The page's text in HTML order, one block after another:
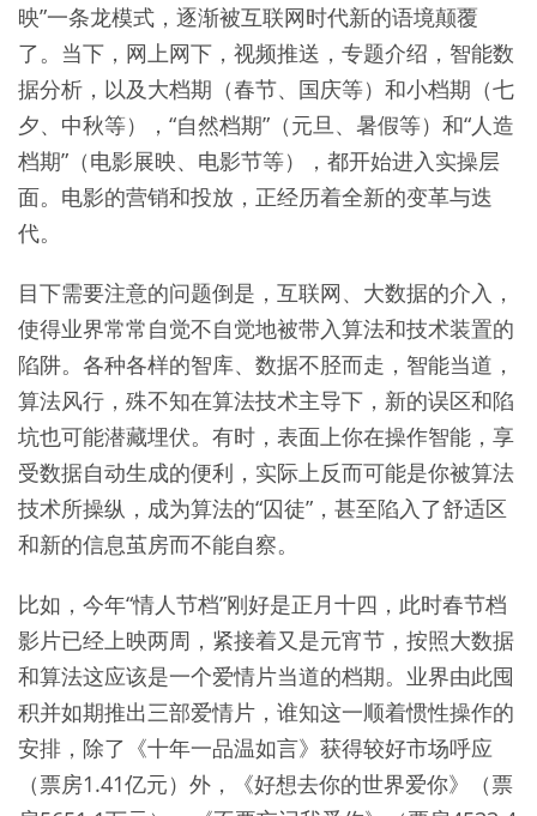
映”一条龙模式，逐渐被互联网时代新的语境颠覆
了。当下，网上网下，视频推送，专题介绍，智能数
据分析，以及大档期（春节、国庆等）和小档期（七
夕、中秋等），“自然档期”（元旦、暑假等）和“人造
档期”（电影展映、电影节等），都开始进入实操层
面。电影的营销和投放，正经历着全新的变革与迭
代。
目下需要注意的问题倒是，互联网、大数据的介入，
使得业界常常自觉不自觉地被带入算法和技术装置的
陷阱。各种各样的智库、数据不胫而走，智能当道，
算法风行，殊不知在算法技术主导下，新的误区和陷
坑也可能潜藏埋伏。有时，表面上你在操作智能，享
受数据自动生成的便利，实际上反而可能是你被算法
技术所操纵，成为算法的“囚徒”，甚至陷入了舒适区
和新的信息茧房而不能自察。
比如，今年“情人节档”刚好是正月十四，此时春节档
影片已经上映两周，紧接着又是元宵节，按照大数据
和算法这应该是一个爱情片当道的档期。业界由此囤
积并如期推出三部爱情片，谁知这一顺着惯性操作的
安排，除了《十年一品温如言》获得较好市场呼应
（票房1.41亿元）外，《好想去你的世界爱你》（票